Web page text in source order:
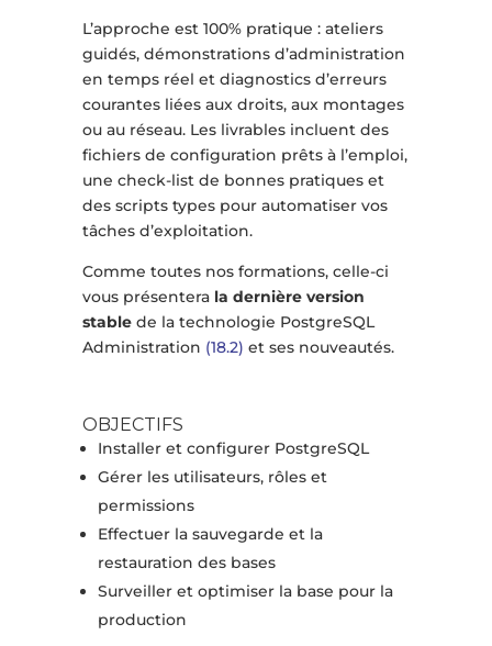
L’approche est 100% pratique : ateliers
guidés, démonstrations d’administration
en temps réel et diagnostics d’erreurs
courantes liées aux droits, aux montages
ou au réseau. Les livrables incluent des
fichiers de configuration prêts à l’emploi,
une check-list de bonnes pratiques et
des scripts types pour automatiser vos
tâches d’exploitation.
Comme toutes nos formations, celle-ci
vous présentera la dernière version
stablede la technologie PostgreSQL
Administration (18.2) et ses nouveautés.
OBJECTIFS
Installer et configurer PostgreSQL
Gérer les utilisateurs, rôles et
permissions
Effectuer la sauvegarde et la
restauration des bases
Surveiller et optimiser la base pour la
production